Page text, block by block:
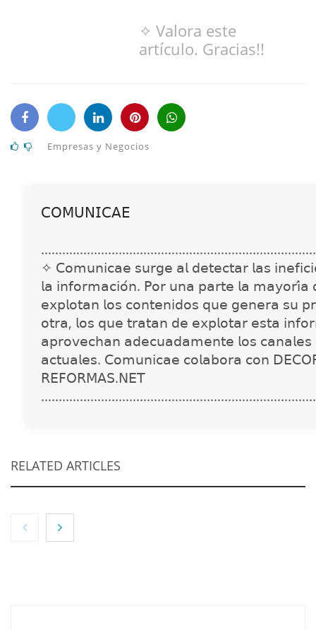
✧ Valora este
artículo. Gracias!!
Empresas y Negocios
𝖢𝖮𝖬𝖴𝖭𝖨𝖢𝖠𝖤
✧ 𝖢𝗈𝗆𝗎𝗇𝗂𝖼𝖺𝖾 𝗌𝗎𝗋𝗀𝖾 𝖺𝗅 𝖽𝖾𝗍𝖾𝖼𝗍𝖺𝗋 𝗅𝖺𝗌
𝗅𝖺 𝗂𝗇𝖿𝗈𝗋𝗆𝖺𝖼𝗂𝗈́𝗇. 𝖯𝗈𝗋 𝗎𝗇𝖺 𝗉𝖺𝗋𝗍𝖾 𝗅𝖺
𝖾𝗑𝗉𝗅𝗈𝗍𝖺𝗇 𝗅𝗈𝗌 𝖼𝗈𝗇𝗍𝖾𝗇𝗂𝖽𝗈𝗌 𝗊𝗎𝖾 𝗀𝖾𝗇𝖾𝗋𝖺 𝗌𝗎
𝗈𝗍𝗋𝖺, 𝗅𝗈𝗌 𝗊𝗎𝖾 𝗍𝗋𝖺𝗍𝖺𝗇 𝖽𝖾 𝖾𝗑𝗉𝗅𝗈𝗍𝖺𝗋 𝖾𝗌𝗍𝖺
𝖺𝗉𝗋𝗈𝗏𝖾𝖼𝗁𝖺𝗇 𝖺𝖽𝖾𝖼𝗎𝖺𝖽𝖺𝗆𝖾𝗇𝗍𝖾 𝗅𝗈𝗌
𝖺𝖼𝗍𝗎𝖺𝗅𝖾𝗌. 𝖢𝗈𝗆𝗎𝗇𝗂𝖼𝖺𝖾 𝖼𝗈𝗅𝖺𝖻𝗈𝗋𝖺 𝖼𝗈𝗇
𝖱𝖤𝖥𝖮𝖱𝖬𝖠𝖲.𝖭𝖤𝖳
RELATED ARTICLES